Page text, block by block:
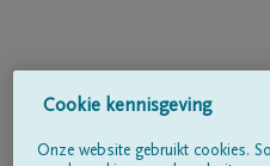
Cookie kennisgeving
Onze website gebruikt cookies.